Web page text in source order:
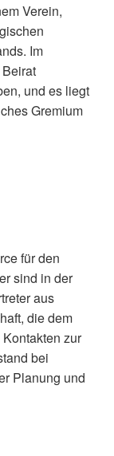
Verein,
Im
und es liegt
Gremium
für den
sind in der
aus
die dem
zur
bei
Planung und